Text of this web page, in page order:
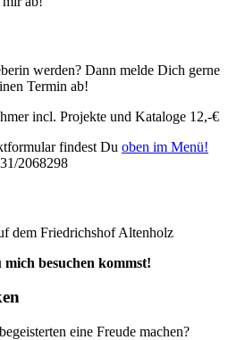
werden? Dann melde Dich gerne
Termin ab!
incl. Projekte und Kataloge 12,-€
findest Du oben im Menü!
2068298
dem Friedrichshof Altenholz
besuchen kommst!
eine Freude machen?